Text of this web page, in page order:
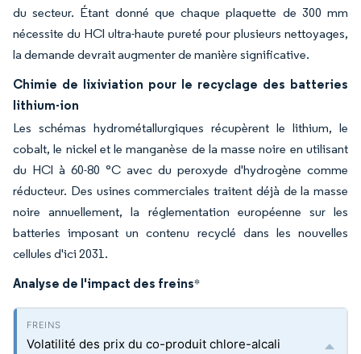
du secteur. Étant donné que chaque plaquette de 300 mm
nécessite du HCl ultra-haute pureté pour plusieurs nettoyages,
la demande devrait augmenter de manière significative.
Chimie de lixiviation pour le recyclage des batteries
lithium-ion
Les schémas hydrométallurgiques récupèrent le lithium, le
cobalt, le nickel et le manganèse de la masse noire en utilisant
du HCl à 60-80 °C avec du peroxyde d'hydrogène comme
réducteur. Des usines commerciales traitent déjà de la masse
noire annuellement, la réglementation européenne sur les
batteries imposant un contenu recyclé dans les nouvelles
cellules d'ici 2031.
Analyse de l'impact des freins*
Volatilité des prix du co-produit chlore-alcali